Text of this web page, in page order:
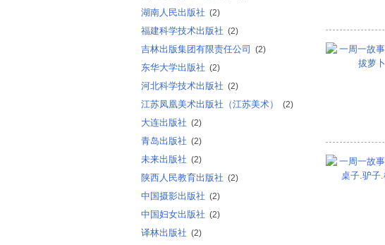
湖南人民出版社 (2)
福建科学技术出版社 (2)
吉林出版集团有限责任公司 (2)
东华大学出版社 (2)
河北科学技术出版社 (2)
江苏凤凰美术出版社（江苏美术） (2)
大连出版社 (2)
青岛出版社 (2)
未来出版社 (2)
陕西人民教育出版社 (2)
中国摄影出版社 (2)
中国妇女出版社 (2)
译林出版社 (2)